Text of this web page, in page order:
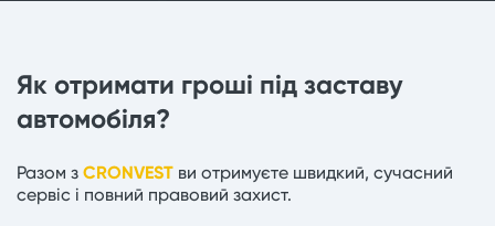
Як отримати гроші під заставу
автомобіля?
Разом з CRONVEST ви отримуєте швидкий, сучасний
сервіс і повний правовий захист.